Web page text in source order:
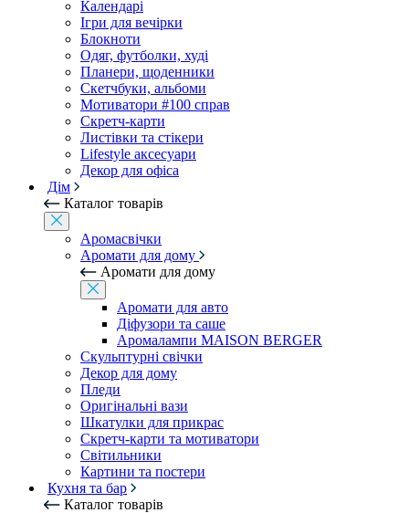
Календарі
Ігри для вечірки
Блокноти
Одяг, футболки, худі
Планери, щоденники
Скетчбуки, альбоми
Мотиватори #100 справ
Скретч-карти
Листівки та стікери
Lifestyle аксесуари
Декор для офіса
Дім
Каталог товарів
Аромасвічки
Аромати для дому
Аромати для дому
Аромати для авто
Діфузори та саше
Аромалампи MAISON BERGER
Скульптурні свічки
Декор для дому
Пледи
Оригінальні вази
Шкатулки для прикрас
Скретч-карти та мотиватори
Світильники
Картини та постери
Кухня та бар
Каталог товарів